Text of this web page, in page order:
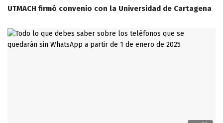
UTMACH firmó convenio con la Universidad de Cartagena